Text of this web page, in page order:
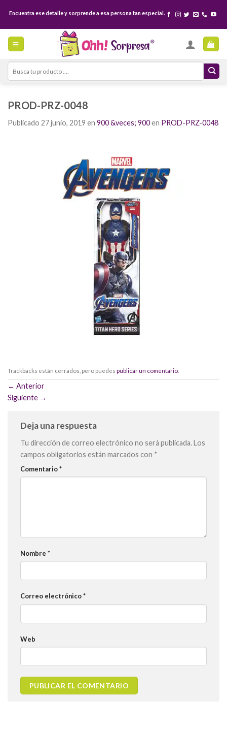
content
Encuentra ese detalle y sorprende a esa persona tan especial.
Search
for:
PROD-PRZ-0048
Publicado 27 junio, 2019 en 900 &veces; 900en PROD-PRZ-0048
Trackbacks están cerrados, pero puedes publicar un comentario
← Anterior
Siguiente →
Deja una respuesta
Tu dirección de correo electrónico no será publicada.Los
campos obligatorios están marcados con *
Comentario*
Nombre *
Correo electrónico*
Web